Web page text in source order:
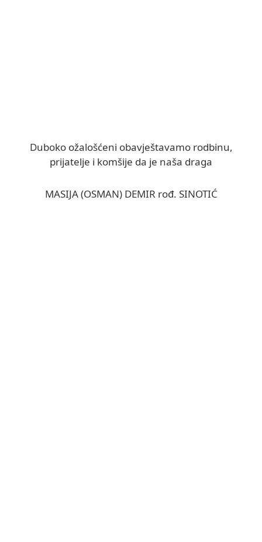
Duboko ožalošćeni obavještavamo rodbinu,
prijatelje i komšije da je naša draga
MASIJA (OSMAN) DEMIR rođ. SINOTIĆ